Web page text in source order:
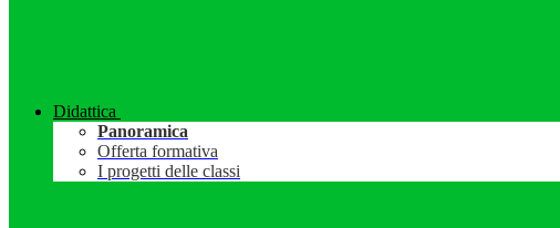
Didattica
Panoramica
Offerta formativa
I progetti delle classi